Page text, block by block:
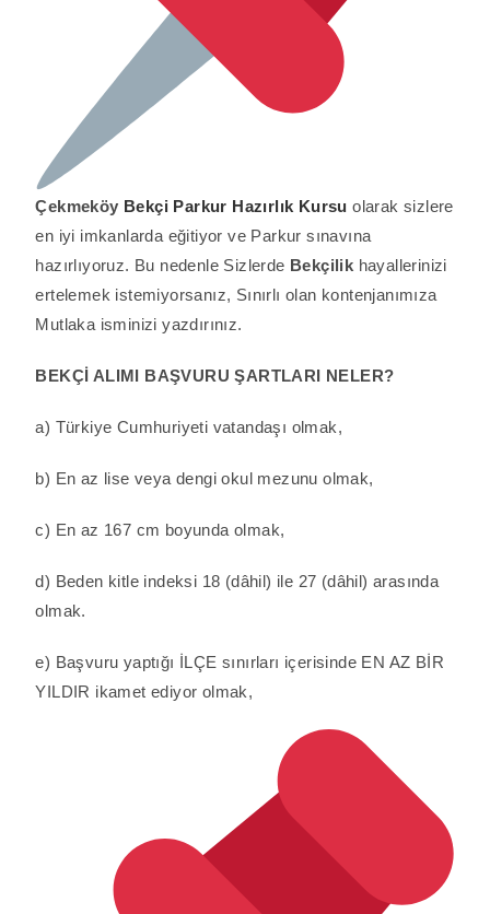
Çekmeköy Bekçi Parkur Hazırlık Kursu olarak sizlere
en iyi imkanlarda eğitiyor ve Parkur sınavına
hazırlıyoruz. Bu nedenle Sizlerde Bekçilik hayallerinizi
ertelemek istemiyorsanız, Sınırlı olan kontenjanımıza
Mutlaka isminizi yazdırınız.
BEKÇİ ALIMI BAŞVURU ŞARTLARI NELER?
a) Türkiye Cumhuriyeti vatandaşı olmak,
b) En az lise veya dengi okul mezunu olmak,
c) En az 167 cm boyunda olmak,
d) Beden kitle indeksi 18 (dâhil) ile 27 (dâhil) arasında
olmak.
e) Başvuru yaptığı İLÇE sınırları içerisinde EN AZ BİR
YILDIR ikamet ediyor olmak,